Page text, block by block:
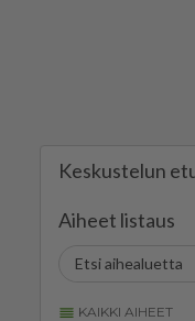
Keskustelun
Aiheet listaus
KAIKKI AIHEET